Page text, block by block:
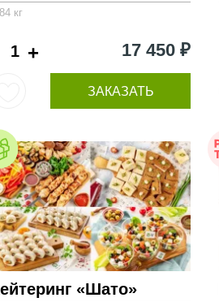
кг
+ 17 450 ₽
ЗАКАЗАТЬ
«Шато»